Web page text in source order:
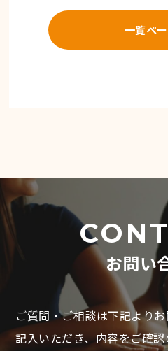
一覧ペ
お問い
ご質問・ご相談は下記より
記入いただき、内容をご確